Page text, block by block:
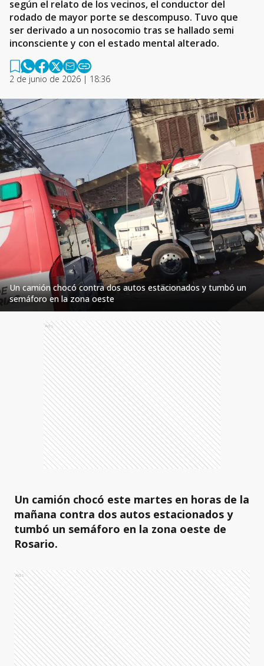
según el relato de los vecinos, el conductor del
rodado de mayor porte se descompuso. Tuvo que
ser derivado a un nosocomio tras se hallado semi
inconsciente y con el estado mental alterado.
2 de junio de 2026 | 18:36
Un camión chocó contra dos autos estacionados y tumbó un
semáforo en la zona oeste
Ads
Un camión chocó este martes en horas de la
mañana contra dos autos estacionados y
tumbó un semáforo en la zona oeste de
Rosario.
Ads